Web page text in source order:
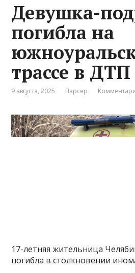
Девушка-
погибла на
трассе в ДТП
9 августа, 2025 Парсер
17-летняя жительница
погибла в столкновении